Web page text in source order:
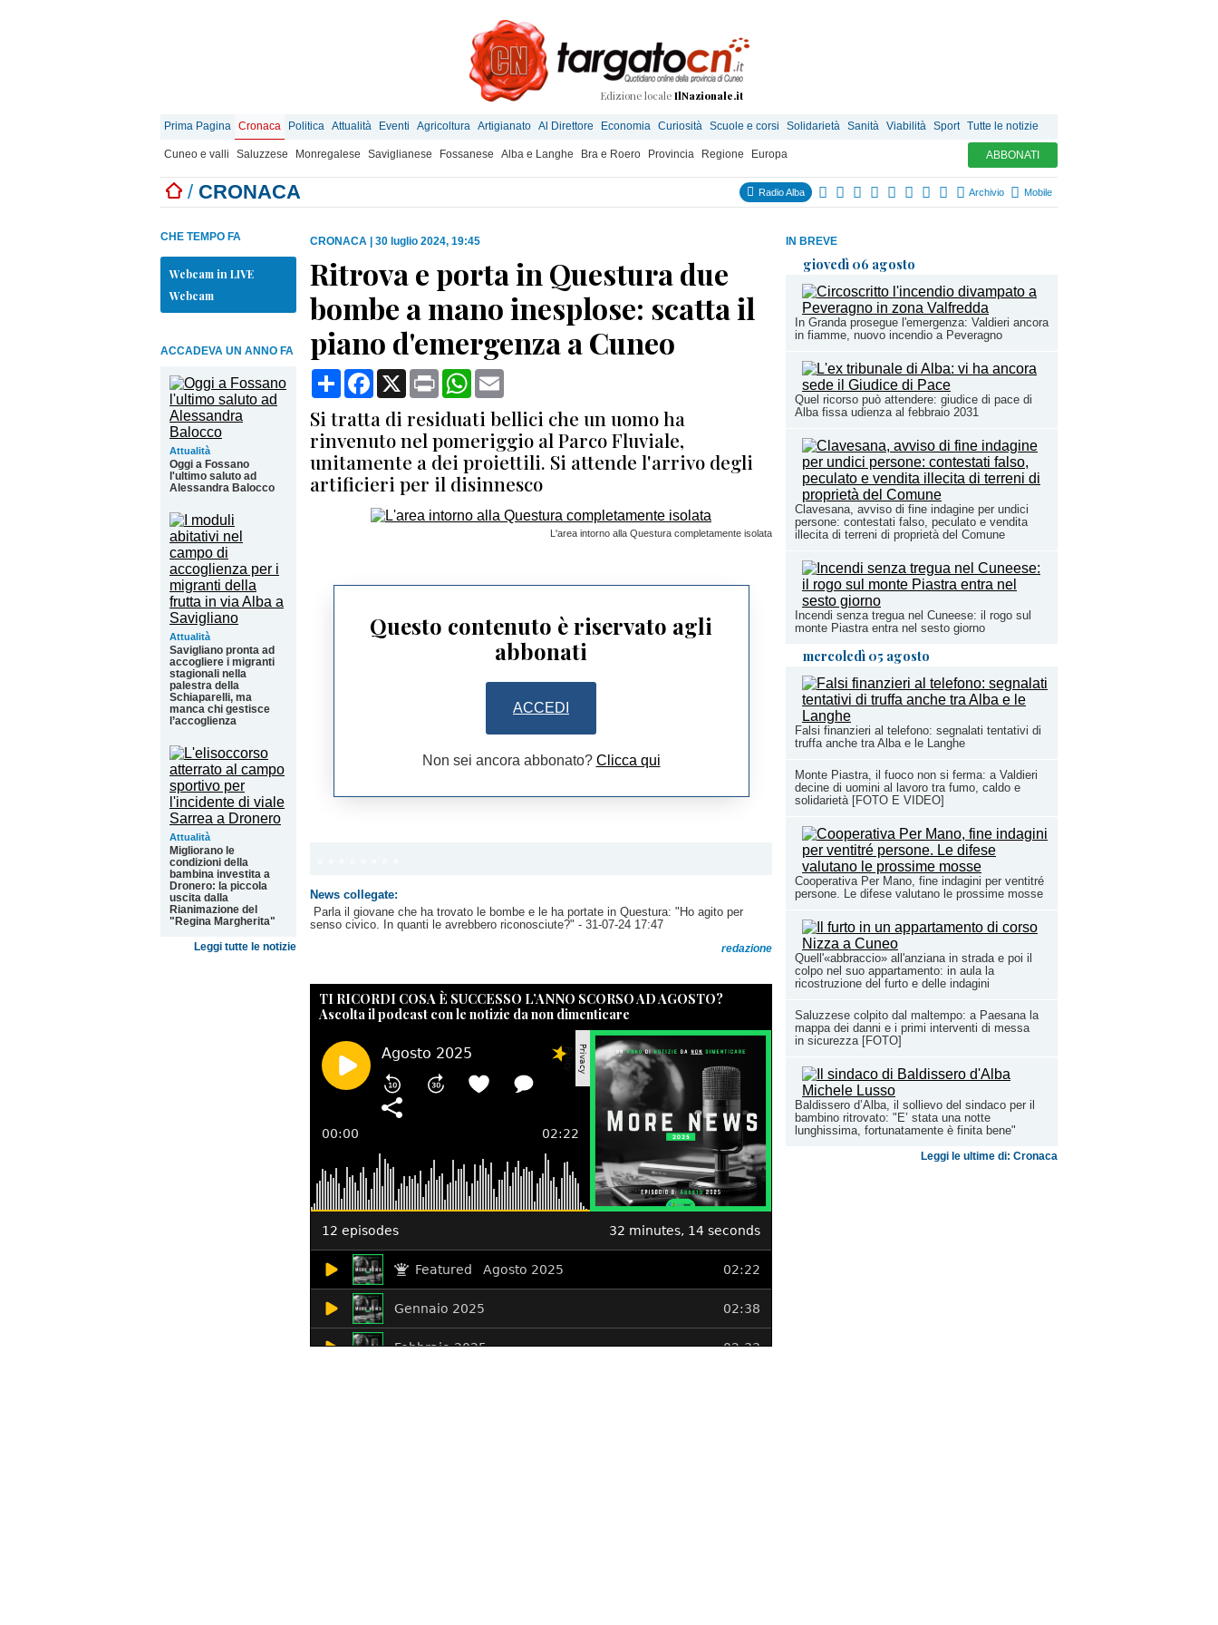
Edizione locale IlNazionale.it
Prima Pagina Cronaca Politica Attualità Eventi Agricoltura Artigianato Al Direttore Economia Curiosità Scuole e corsi Solidarietà Sanità Viabilità Sport Tutte le notizie
Cuneo e valli Saluzzese Monregalese Saviglianese Fossanese Alba e Langhe Bra e Roero Provincia Regione Europa ABBONATI
/ CRONACA Radio Alba Archivio Mobile
IN BREVE
giovedì 06 agosto
In Granda prosegue l'emergenza: Valdieri ancora
in fiamme, nuovo incendio a Peveragno
Quel ricorso può attendere: giudice di pace di
Alba fissa udienza al febbraio 2031
Clavesana, avviso di fine indagine per undici
persone: contestati falso, peculato e vendita
illecita di terreni di proprietà del Comune
Incendi senza tregua nel Cuneese: il rogo sul
monte Piastra entra nel sesto giorno
mercoledì 05 agosto
Falsi finanzieri al telefono: segnalati tentativi di
truffa anche tra Alba e le Langhe
Monte Piastra, il fuoco non si ferma: a Valdieri
decine di uomini al lavoro tra fumo, caldo e
solidarietà [FOTO E VIDEO]
Cooperativa Per Mano, fine indagini per ventitré
persone. Le difese valutano le prossime mosse
Quell'«abbraccio» all'anziana in strada e poi il
colpo nel suo appartamento: in aula la
ricostruzione del furto e delle indagini
Saluzzese colpito dal maltempo: a Paesana la
mappa dei danni e i primi interventi di messa
in sicurezza [FOTO]
Baldissero d’Alba, il sollievo del sindaco per il
bambino ritrovato: "E’ stata una notte
lunghissima, fortunatamente è finita bene"
Leggi le ultime di: Cronaca
CHE TEMPO FA
Webcam in LIVE
Webcam
ACCADEVA UN ANNO FA
Attualità
Oggi a Fossano
l'ultimo saluto ad
Alessandra Balocco
Attualità
Savigliano pronta ad
accogliere i migranti
stagionali nella
palestra della
Schiaparelli, ma
manca chi gestisce
l’accoglienza
Attualità
Migliorano le
condizioni della
bambina investita a
Dronero: la piccola
uscita dalla
Rianimazione del
"Regina Margherita"
Leggi tutte le notizie
CRONACA 30 luglio 2024, 19:45
Ritrova e porta in Questura due
bombe a mano inesplose: scatta il
piano d'emergenza a Cuneo
CondividiFacebook
X Print WhatsApp
Si tratta di residuati bellici che un uomo ha
rinvenuto nel pomeriggio al Parco Fluviale,
unitamente a dei proiettili. Si attende l'arrivo degli
artificieri per il disinnesco
L'area intorno alla Questura completamente isolata
Questo contenuto è riservato agli
abbonati
ACCEDI
Non sei ancora abbonato? Clicca qui
News collegate:
Parla il giovane che ha trovato le bombe e le ha portate in Questura: "Ho agito per
senso civico. In quanti le avrebbero riconosciute?" - 31-07-24 17:47
redazione
TI RICORDI COSA È SUCCESSO L’ANNO SCORSO AD AGOSTO?
Ascolta il podcast con le notizie da non dimenticare